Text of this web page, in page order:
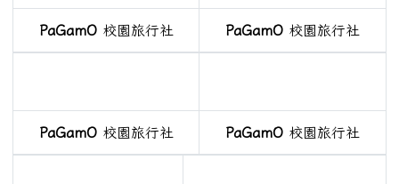
PaGamO校園旅行社 PaGamO 校園旅行社
PaGamO校園旅行社 PaGamO 校園旅行社